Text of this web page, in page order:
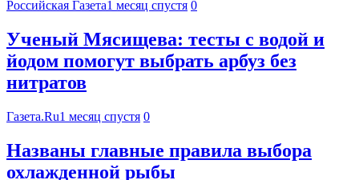
Российская Газета1 месяц спустя 0
Ученый Мясищева: тесты с водой и
йодом помогут выбрать арбуз без
нитратов
Газета.Ru1 месяц спустя 0
Названы главные правила выбора
охлажденной рыбы